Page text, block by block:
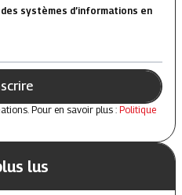
systèmes d’informations en
Pour en savoir plus : Politique
lus